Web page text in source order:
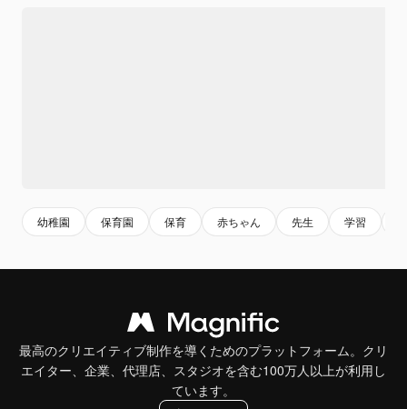
幼稚園 保育園 保育 赤ちゃん 先生 学習
最高のクリエイティブ制作を導くためのプラットフォーム。クリ
エイター、企業、代理店、スタジオを含む100万人以上が利用し
ています。